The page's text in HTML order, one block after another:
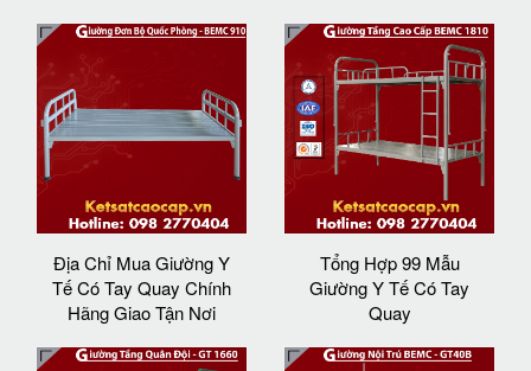
Địa Chỉ Mua Giường Y
Tế Có Tay Quay Chính
Hãng Giao Tận Nơi
Tổng Hợp 99 Mẫu
Giường Y Tế Có Tay
Quay